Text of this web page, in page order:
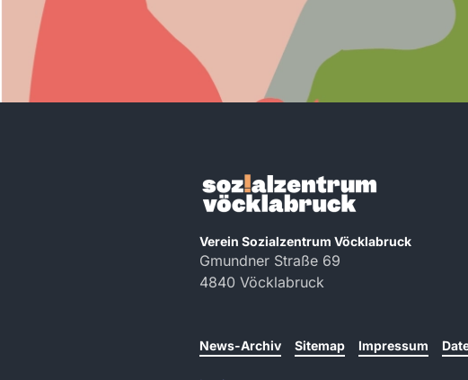
Verein Sozialzentrum Vöcklabruck
Gmundner Straße 69
4840 Vöcklabruck
News-Archiv Sitemap Impressum